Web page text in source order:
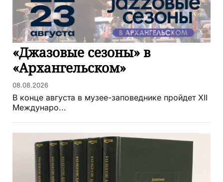
«Джазовые сезоны» в
«Архангельском»
08.08.2026
В конце августа в музее-заповеднике пройдет XII
Междунаро...